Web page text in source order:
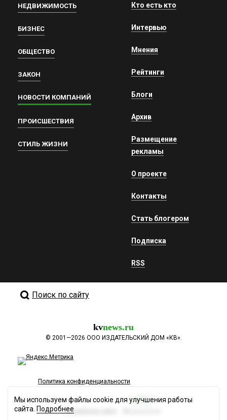
НЕДВИЖИМОСТЬ
БИЗНЕС
ОБЩЕСТВО
ЗАКОН
НОВОСТИ КОМПАНИЙ
ПРОИСШЕСТВИЯ
СТИЛЬ ЖИЗНИ
Кто есть кто
Интервью
Мнения
Рейтинги
Блоги
Архив
Размещение
рекламы
О проекте
Контакты
Стать блогером
Подписка
RSS
Поиск по сайту
kvnews.ru
© 2001—2026 ООО ИЗДАТЕЛЬСКИЙ ДОМ «КВ».
Политика конфиденциальности
Разработка сайта
Мы используем файлы cookie для улучшения работы
сайта. Подробнее